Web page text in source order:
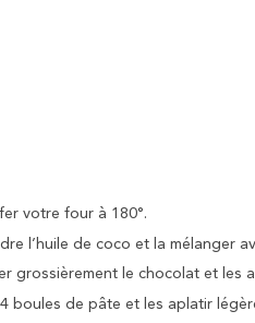
votre four à 180°.
l’huile de coco et la mélanger
grossièrement le chocolat et les
boules de pâte et les aplatir